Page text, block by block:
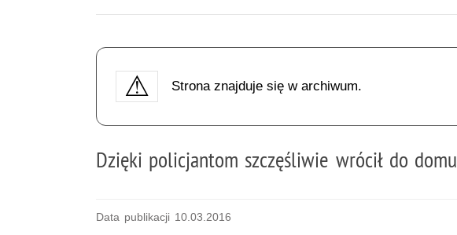
Strona znajduje się w archiwum.
Dzięki policjantom szczęśliwie wrócił do domu
Data publikacji 10.03.2016